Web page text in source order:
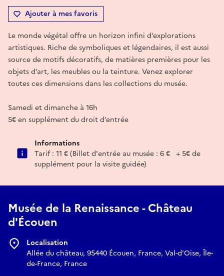
Ajouter à mes favoris
Le monde végétal offre un horizon infini d’explorations
artistiques. Riche de symboliques et légendaires, il est aussi
source de motifs décoratifs, de matières premières pour les
objets d’art, les meubles ou la teinture. Venez explorer
toutes ces dimensions dans les collections du musée.
Samedi et dimanche à 16h
5€ en supplément du droit d’entrée
Informations
Tarif : 11 € (Billet d'entrée au musée : 6 € + 5€ de
supplément pour la visite guidée)
Musée de la Renaissance - Château
d'Écouen
Localisation
Allée du château, 95440 Écouen, France, Val-d'Oise, Île-
de-France, France